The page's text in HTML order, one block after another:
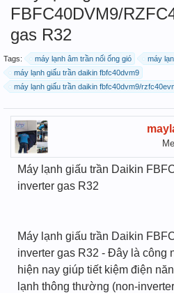
FBFC40DVM9/
gas R32
Tags: máy lạnh âm trần nối ống gió
máy
máy lạnh giấu trần daikin fbfc40dvm9
máy lạnh giấu trần daikin fbfc40dvm9/
Máy lạnh giấu trần Daikin
inverter gas R32
Máy lạnh giấu trần Daikin
inverter gas R32 - Đây là công
hiện nay giúp tiết kiệm điện
lạnh thông thường (non-